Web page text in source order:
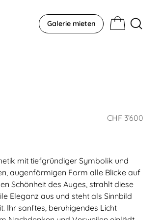
Galerie mieten
CHF 3’600
mit tiefgründiger Symbolik und
augenförmigen Form alle Blicke auf
Schönheit des Auges, strahlt diese
Eleganz aus und steht als Sinnbild
Ihr sanftes, beruhigendes Licht